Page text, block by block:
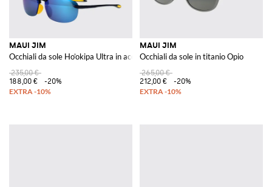
MAUI JIM
Occhiali da sole Ho’okipa Ultra in acetato
235,00 €
188,00 €
-20%
MAUI JIM
Occhiali da sole in titanio Opio
265,00 €
212,00 €
-20%